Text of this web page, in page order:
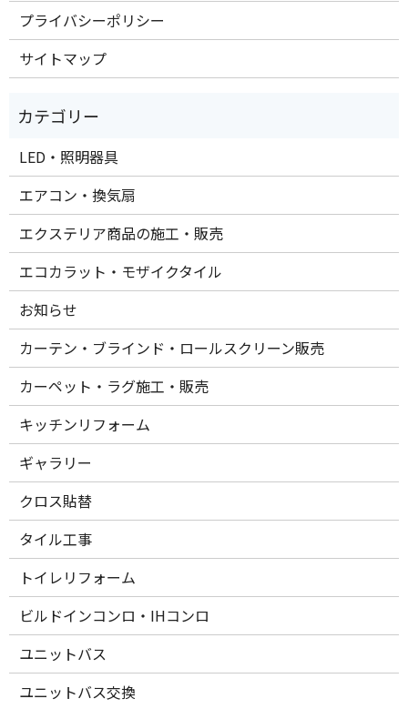
プライバシーポリシー
サイトマップ
LED・照明器具
エアコン・換気扇
エクステリア商品の施工・販売
エコカラット・モザイクタイル
お知らせ
カーテン・ブラインド・ロールスクリーン販売
カーペット・ラグ施工・販売
キッチンリフォーム
ギャラリー
クロス貼替
タイル工事
トイレリフォーム
ビルドインコンロ・IHコンロ
ユニットバス
ユニットバス交換